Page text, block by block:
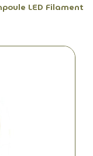
LED Filament